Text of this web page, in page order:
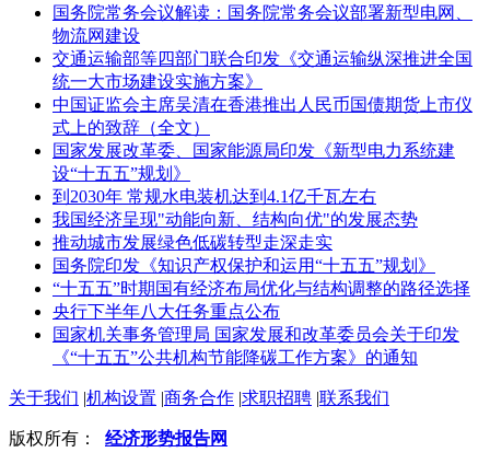
国务院常务会议解读：国务院常务会议部署新型电网、
物流网建设
交通运输部等四部门联合印发《交通运输纵深推进全国
统一大市场建设实施方案》
中国证监会主席吴清在香港推出人民币国债期货上市仪
式上的致辞（全文）
国家发展改革委、国家能源局印发《新型电力系统建
设“十五五”规划》
到2030年 常规水电装机达到4.1亿千瓦左右
我国经济呈现"动能向新、结构向优"的发展态势
推动城市发展绿色低碳转型走深走实
国务院印发《知识产权保护和运用“十五五”规划》
“十五五”时期国有经济布局优化与结构调整的路径选择
央行下半年八大任务重点公布
国家机关事务管理局 国家发展和改革委员会关于印发
《“十五五”公共机构节能降碳工作方案》的通知
关于我们 |机构设置 |商务合作 |求职招聘 |联系我们
版权所有： 经济形势报告网